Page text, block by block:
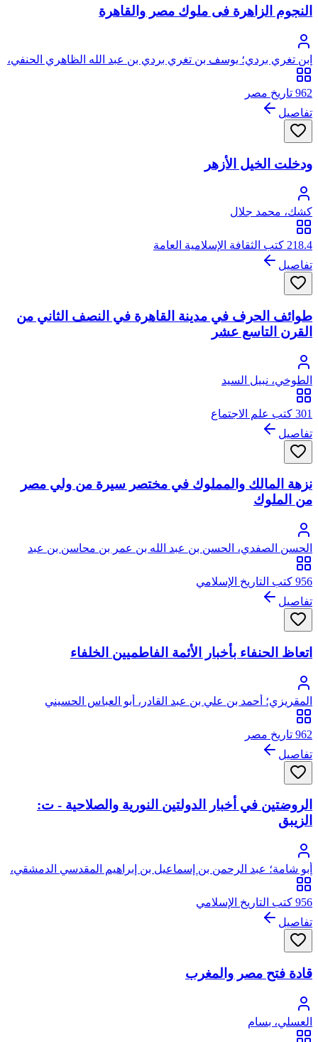
النجوم الزاهرة فى ملوك مصر والقاهرة
ابن تغري بردي؛ يوسف بن تغري بردي بن عبد الله الظاهري الحنفي،
أبو المحاسن، جمال الدين
962 تاريخ مصر
تفاصيل
ودخلت الخيل الأزهر
كشك، محمد جلال
218.4 كتب الثقافة الإسلامية العامة
تفاصيل
طوائف الحرف في مدينة القاهرة في النصف الثاني من
القرن التاسع عشر
الطوخي، نبيل السيد
301 كتب علم الاجتماع
تفاصيل
نزهة المالك والمملوك في مختصر سيرة من ولي مصر
من الملوك
الحسن الصفدي، الحسن بن عبد الله بن عمر بن محاسن بن عبد
الكريم الهاشمي العباسي
956 كتب التاريخ الإسلامي
تفاصيل
اتعاظ الحنفاء بأخبار الأئمة الفاطميين الخلفاء
المقريزي؛ أحمد بن علي بن عبد القادر، أبو العباس الحسيني
العبيدي، تقي الدين المقريزي
962 تاريخ مصر
تفاصيل
الروضتين في أخبار الدولتين النورية والصلاحية - ت:
الزيبق
أبو شامة؛ عبد الرحمن بن إسماعيل بن إبراهيم المقدسي الدمشقي،
أبو القاسم، شهاب الدين، أبو شامة
956 كتب التاريخ الإسلامي
تفاصيل
قادة فتح مصر والمغرب
العسلي، بسام